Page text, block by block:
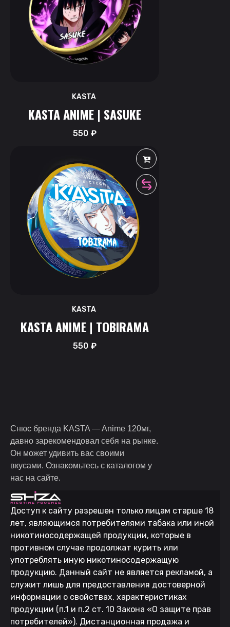
KASTA
KASTA ANIME | SASUKE
550₽
KASTA
KASTA ANIME | TOBIRAMA
550₽
Снюс бренда KASTA — Anime 120мг,
давно зарекомендовал себя на рынке.
Он может удивить вас своими
вкусами. Ознакомьтесь с каталогом у
нас на сайте.
Доступ к сайту разрешен только лицам старше 18
лет, являющимся потребителями табака или иной
никотиносодержащей продукции, которые в
противном случае продолжат курить или
употреблять иную никотиносодержащую
продукцию. Данный сайт не является рекламой, а
служит лишь для предоставления достоверной
информации о свойствах, характеристиках
продукции (п.1 и п.2 ст. 10 Закона «О защите прав
потребителей»). Дистанционная продажа и